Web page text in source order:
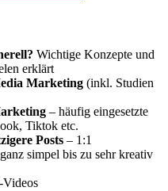
Wichtige Konzepte und
erklärt
Marketing (inkl. Studien
– häufig eingesetzte
Tiktok etc.
Posts – 1:1
simpel bis zu sehr kreativ